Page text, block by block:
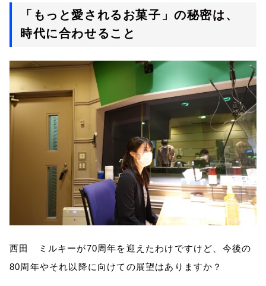
「もっと愛されるお菓子」の秘密は、
時代に合わせること
西田 ミルキーが70周年を迎えたわけですけど、今後の
80周年やそれ以降に向けての展望はありますか？